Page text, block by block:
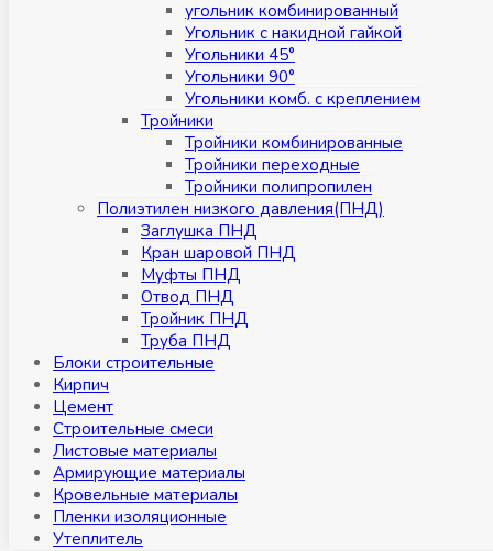
угольник комбинированный
Угольник с накидной гайкой
Угольники 45°
Угольники 90°
Угольники комб. с креплением
Тройники
Тройники комбинированные
Тройники переходные
Тройники полипропилен
Полиэтилен низкого давления(ПНД)
Заглушка ПНД
Кран шаровой ПНД
Муфты ПНД
Отвод ПНД
Тройник ПНД
Труба ПНД
Блоки строительные
Кирпич
Цемент
Строительные смеси
Листовые материалы
Армирующие материалы
Кровельные материалы
Пленки изоляционные
Утеплитель